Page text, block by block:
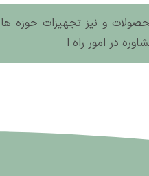
و نیز تجهیزات
در امور راه ا